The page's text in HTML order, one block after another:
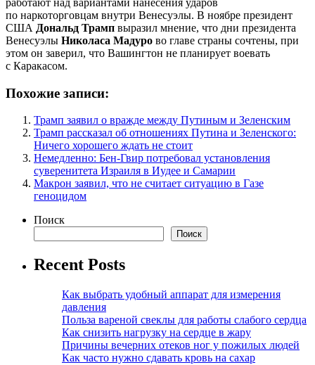
по наркоторговцам внутри Венесуэлы. В ноябре президент
США Дональд Трамп выразил мнение, что дни президента
Венесуэлы Николаса Мадуро во главе страны сочтены, при
этом он заверил, что Вашингтон не планирует воевать
с Каракасом.
Похожие записи:
Трамп заявил о вражде между Путиным и Зеленским
Трамп рассказал об отношениях Путина и Зеленского:
Ничего хорошего ждать не стоит
Немедленно: Бен-Гвир потребовал установления
суверенитета Израиля в Иудее и Самарии
Макрон заявил, что не считает ситуацию в Газе
геноцидом
Поиск
Поиск
Recent Posts
Как выбрать удобный аппарат для измерения
давления
Польза вареной свеклы для работы слабого сердца
Как снизить нагрузку на сердце в жару
Причины вечерних отеков ног у пожилых людей
Как часто нужно сдавать кровь на сахар